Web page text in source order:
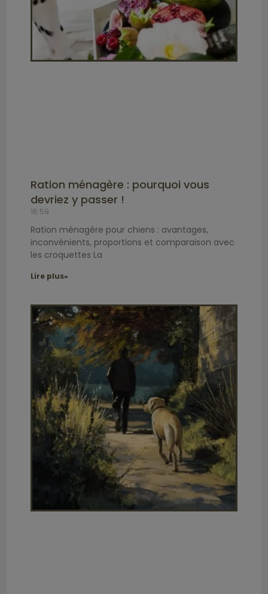
Ration ménagère : pourquoi vous
devriez y passer !
16:59
Ration ménagère pour chiens : avantages,
inconvénients, proportions et comparaison avec
les croquettes La
Lire plus»